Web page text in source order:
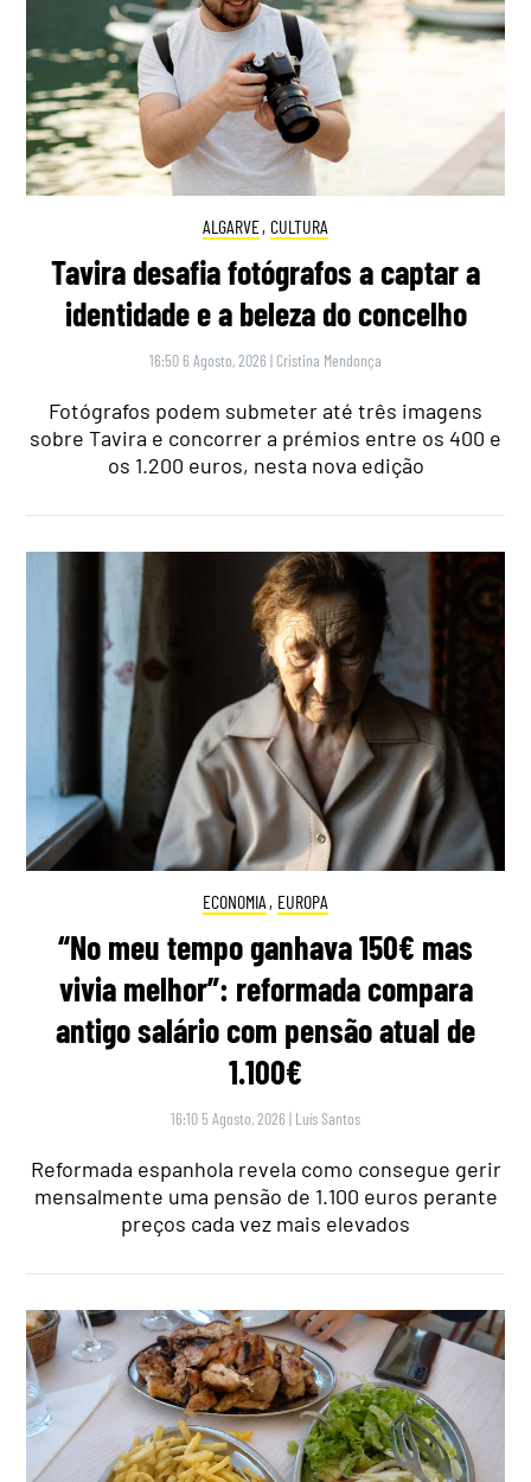
ALGARVE, CULTURA
Tavira desafia fotógrafos a captar a
identidade e a beleza do concelho
16:50 6 Agosto, 2026 | Cristina Mendonça
Fotógrafos podem submeter até três imagens
sobre Tavira e concorrer a prémios entre os 400 e
os 1.200 euros, nesta nova edição
ECONOMIA , EUROPA
“No meu tempo ganhava 150€ mas
vivia melhor”: reformada compara
antigo salário com pensão atual de
1.100€
16:10 5 Agosto, 2026 | Luís Santos
Reformada espanhola revela como consegue gerir
mensalmente uma pensão de 1.100 euros perante
preços cada vez mais elevados